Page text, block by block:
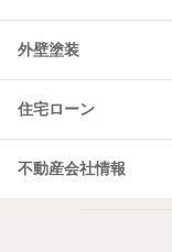
外壁塗装
住宅ローン
不動産会社情報